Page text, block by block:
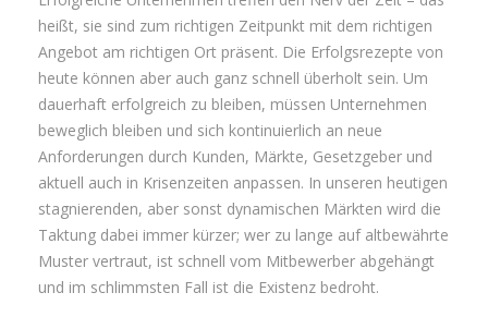
heißt, sie sind zum richtigen Zeitpunkt mit dem richtigen
Angebot am richtigen Ort präsent. Die Erfolgsrezepte von
heute können aber auch ganz schnell überholt sein. Um
dauerhaft erfolgreich zu bleiben, müssen Unternehmen
beweglich bleiben und sich kontinuierlich an neue
Anforderungen durch Kunden, Märkte, Gesetzgeber und
aktuell auch in Krisenzeiten anpassen. In unseren heutigen
stagnierenden, aber sonst dynamischen Märkten wird die
Taktung dabei immer kürzer; wer zu lange auf altbewährte
Muster vertraut, ist schnell vom Mitbewerber abgehängt
und im schlimmsten Fall ist die Existenz bedroht.